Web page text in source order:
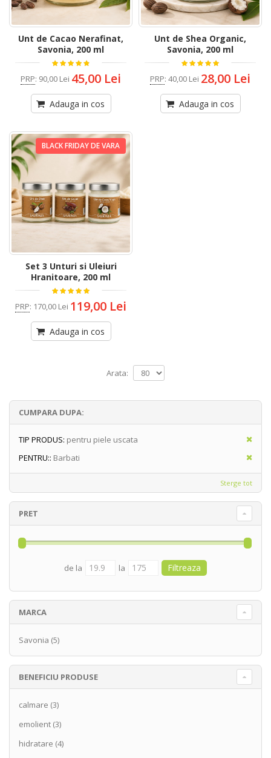
Unt de Cacao Nerafinat,
Savonia, 200 ml
PRP: 90,00 Lei 45,00 Lei
Adauga in cos
Unt de Shea Organic,
Savonia, 200 ml
PRP: 40,00 Lei 28,00 Lei
Adauga in cos
BLACK FRIDAY DE VARA
Set 3 Unturi si Uleiuri
Hranitoare, 200 ml
PRP: 170,00 Lei 119,00 Lei
Adauga in cos
Arata:
CUMPARA DUPA:
TIP PRODUS: pentru piele uscata
PENTRU:: Barbati
Sterge tot
PRET
de la la
MARCA
Savonia (5)
BENEFICIU PRODUSE
calmare (3)
emolient (3)
hidratare (4)